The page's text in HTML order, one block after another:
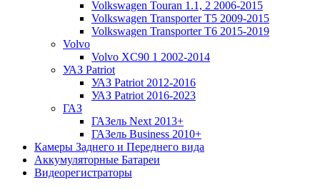
Volkswagen Touran 1.1, 2 2006-2015
Volkswagen Transporter T5 2009-2015
Volkswagen Transporter T6 2015-2019
Volvo
Volvo XC90 1 2002-2014
УАЗ Patriot
УАЗ Patriot 2012-2016
УАЗ Patriot 2016-2023
ГАЗ
ГАЗель Next 2013+
ГАЗель Business 2010+
Камеры Заднего и Переднего вида
Аккумуляторные Батареи
Видеорегистраторы